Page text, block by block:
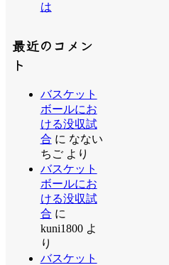
は
最近のコメン
ト
バスケット
ボールにお
ける没収試
合 に なない
ちごより
バスケット
ボールにお
ける没収試
合 に
kuni1800よ
り
バスケット